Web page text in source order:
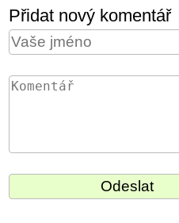
Přidat nový komentář